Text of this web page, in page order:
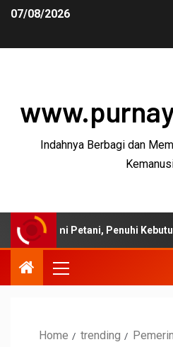
07/08/2026
Indahnya Berbagi dan
Petani, Penuhi Kebutuhan
Home trending